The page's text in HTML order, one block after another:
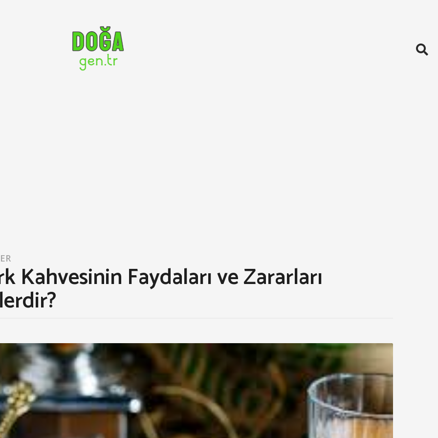
Kahvesinin Faydaları ve Zararları